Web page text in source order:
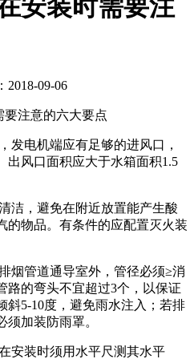
安装时需要注
2018-09-06
注意的六大要点
发电机端应有足够的进风口，
出风口面积应大于水箱面积1.5
洁，避免在附近放置能产生酸
的物品。有条件的应配置灭火装
烟管道通导室外，管径必须≥消
路的弯头不宜超过3个，以保证
斜5-10度，避免雨水注入；若排
加装防雨罩。
安装时须用水平尺测其水平